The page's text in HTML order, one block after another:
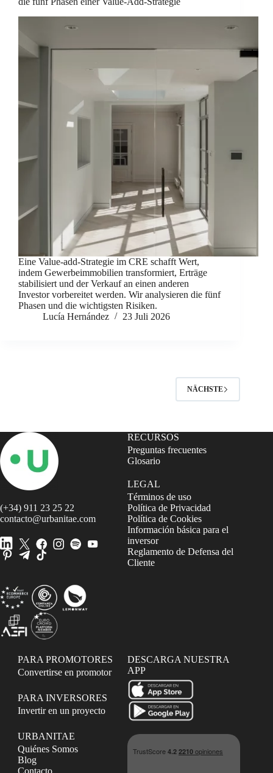
Eine Value-add-Strategie im CRE schafft Wert,
indem Gewerbeimmobilien transformiert, Erträge
stabilisiert und der Verkauf an einen anderen
Investor vorbereitet werden. Wir analysieren die fünf
Phasen und die wichtigsten Risiken.
Lucía Hernández
23 Juli 2026
NÄCHSTE
(+34) 911 23 25 22
contacto@urbanitae.com
RECURSOS
Preguntas frecuentes
Glosario
LEGAL
Términos de uso
Política de Privacidad
Política de Cookies
Información básica para el
inversor
Reglamento de Defensa del
Cliente
PARA PROMOTORES
Convertirse en promotor
PARA INVERSORES
Invertir en un proyecto
URBANITAE
Quiénes Somos
Blog
Contacto
DESCARGA NUESTRA
APP